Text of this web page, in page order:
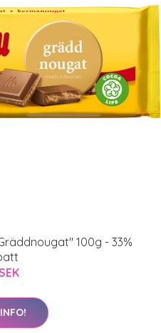
100g - 33%